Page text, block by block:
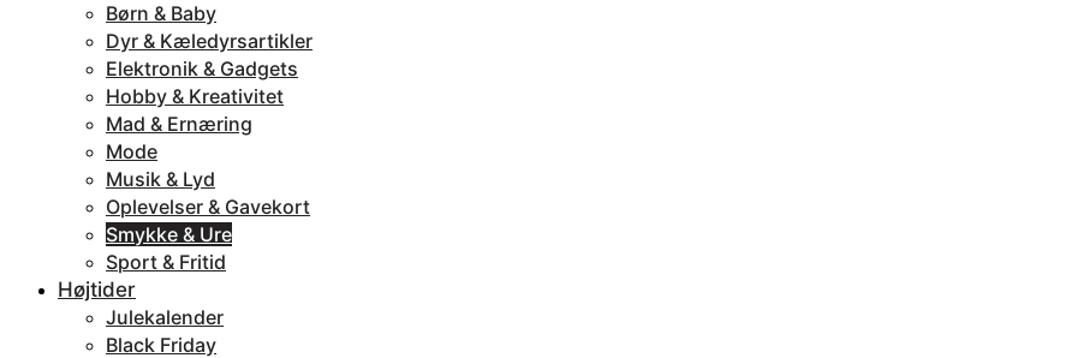
Børn & Baby
Dyr & Kæledyrsartikler
Elektronik & Gadgets
Hobby & Kreativitet
Mad & Ernæring
Mode
Musik & Lyd
Oplevelser & Gavekort
Smykke & Ure
Sport & Fritid
Højtider
Julekalender
Black Friday